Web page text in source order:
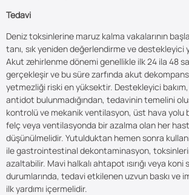
Tedavi
Deniz toksinlerine maruz kalma vakalarının
tanı, sık yeniden değerlendirme ve
Akut zehirlenme dönemi genellikle ilk 24 ila 48
gerçekleşir ve bu süre zarfında akut
yetmezliği riski en yüksektir. Destekleyici
antidot bulunmadığından, tedavinin temelini
kontrolü ve mekanik ventilasyon, üst hava yolu
felç veya ventilasyonda bir azalma olan her
düşünülmelidir. Yutulduktan hemen sonra
ile gastrointestinal dekontaminasyon,
azaltabilir. Mavi halkalı ahtapot ısırığı veya koni
durumlarında, tedavi etkilenen uzvun baskı ve
ilk yardımı içermelidir.